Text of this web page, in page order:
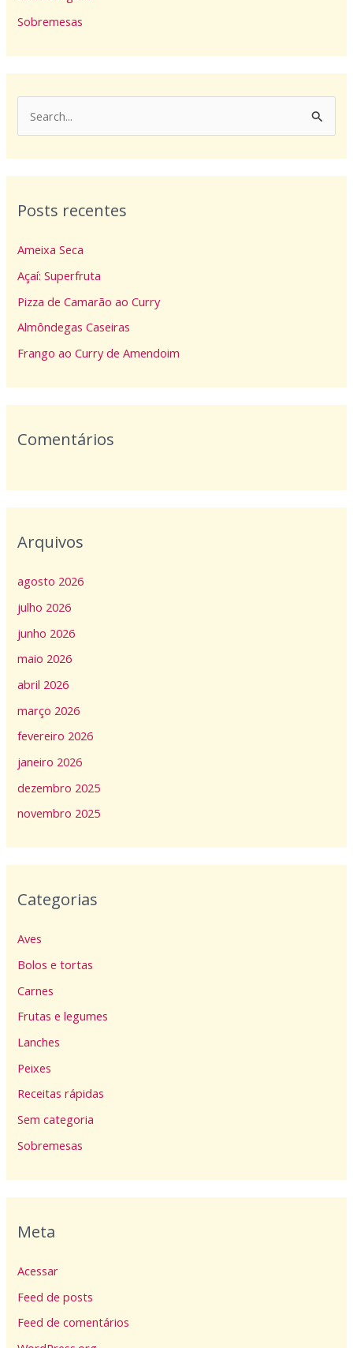
Sobremesas
u
s
a
r
p
o
Posts recentes
Ameixa Seca
Açaí: Superfruta
Pizza de Camarão ao Curry
Almôndegas Caseiras
Frango ao Curry de Amendoim
Comentários
Arquivos
agosto 2026
julho 2026
junho 2026
maio 2026
abril 2026
março 2026
fevereiro 2026
janeiro 2026
dezembro 2025
novembro 2025
Categorias
Aves
Bolos e tortas
Carnes
Frutas e legumes
Lanches
Peixes
Receitas rápidas
Sem categoria
Sobremesas
Meta
Acessar
Feed de posts
Feed de comentários